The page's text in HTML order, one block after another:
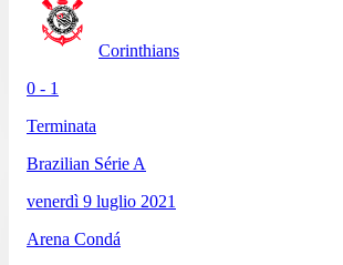
Corinthians
0 - 1
Terminata
Brazilian Série A
venerdì 9 luglio 2021
Arena Condá